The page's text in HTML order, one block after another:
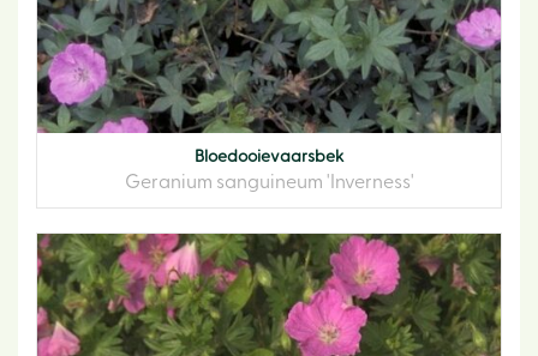
Bloedooievaarsbek
Geranium sanguineum 'Inverness'